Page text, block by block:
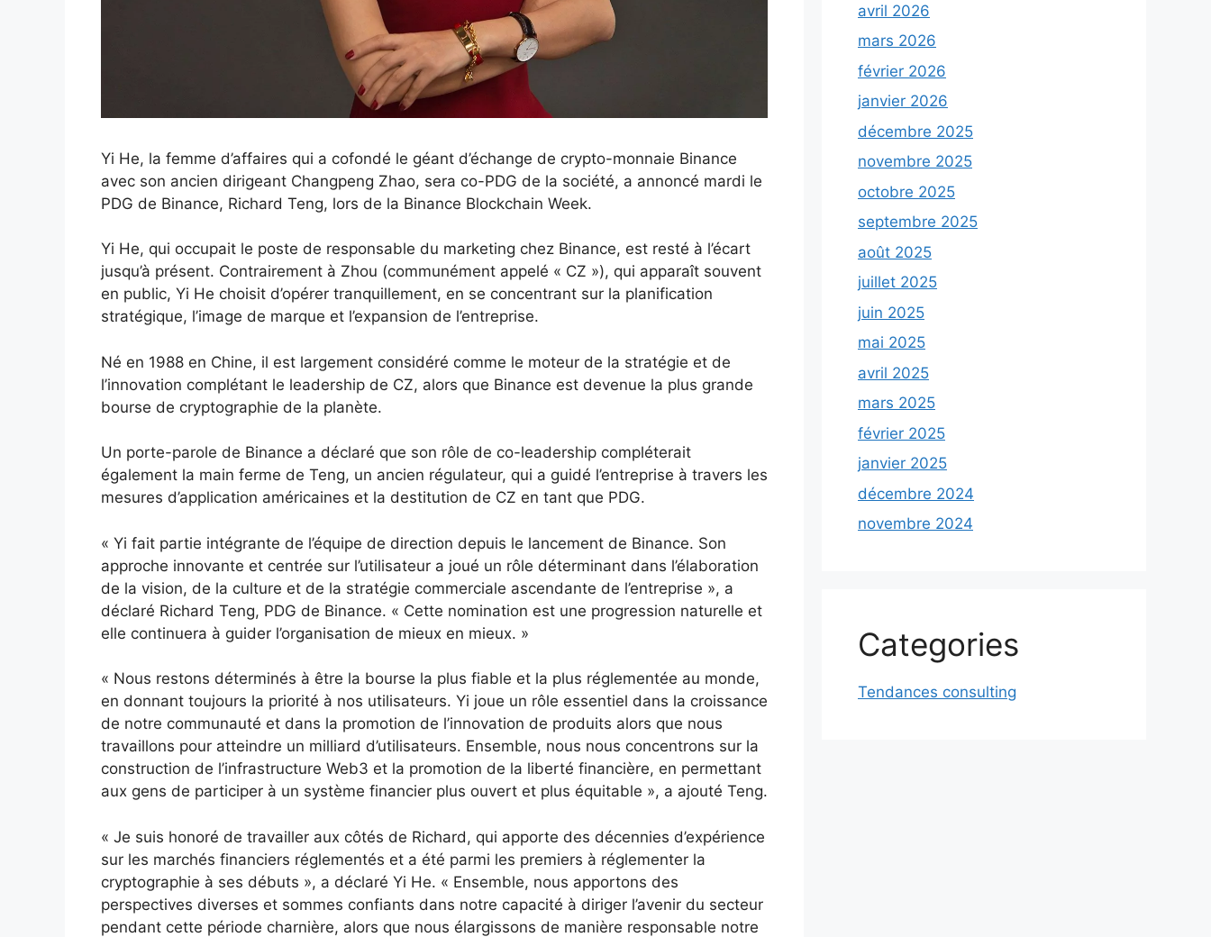
Yi He, la femme d’affaires qui a cofondé le géant d’échange de crypto-monnaie Binance
avec son ancien dirigeant Changpeng Zhao, sera co-PDG de la société, a annoncé mardi le
PDG de Binance, Richard Teng, lors de la Binance Blockchain Week.
Yi He, qui occupait le poste de responsable du marketing chez Binance, est resté à l’écart
jusqu’à présent. Contrairement à Zhou (communément appelé « CZ »), qui apparaît souvent
en public, Yi He choisit d’opérer tranquillement, en se concentrant sur la planification
stratégique, l’image de marque et l’expansion de l’entreprise.
Né en 1988 en Chine, il est largement considéré comme le moteur de la stratégie et de
l’innovation complétant le leadership de CZ, alors que Binance est devenue la plus grande
bourse de cryptographie de la planète.
Un porte-parole de Binance a déclaré que son rôle de co-leadership compléterait
également la main ferme de Teng, un ancien régulateur, qui a guidé l’entreprise à travers les
mesures d’application américaines et la destitution de CZ en tant que PDG.
« Yi fait partie intégrante de l’équipe de direction depuis le lancement de Binance. Son
approche innovante et centrée sur l’utilisateur a joué un rôle déterminant dans l’élaboration
de la vision, de la culture et de la stratégie commerciale ascendante de l’entreprise », a
déclaré Richard Teng, PDG de Binance. « Cette nomination est une progression naturelle et
elle continuera à guider l’organisation de mieux en mieux. »
« Nous restons déterminés à être la bourse la plus fiable et la plus réglementée au monde,
en donnant toujours la priorité à nos utilisateurs. Yi joue un rôle essentiel dans la croissance
de notre communauté et dans la promotion de l’innovation de produits alors que nous
travaillons pour atteindre un milliard d’utilisateurs. Ensemble, nous nous concentrons sur la
construction de l’infrastructure Web3 et la promotion de la liberté financière, en permettant
aux gens de participer à un système financier plus ouvert et plus équitable », a ajouté Teng.
« Je suis honoré de travailler aux côtés de Richard, qui apporte des décennies d’expérience
sur les marchés financiers réglementés et a été parmi les premiers à réglementer la
cryptographie à ses débuts », a déclaré Yi He. « Ensemble, nous apportons des
perspectives diverses et sommes confiants dans notre capacité à diriger l’avenir du secteur
pendant cette période charnière, alors que nous élargissons de manière responsable notre
avril 2026
mars 2026
février 2026
janvier 2026
décembre 2025
novembre 2025
octobre 2025
septembre 2025
août 2025
juillet 2025
juin 2025
mai 2025
avril 2025
mars 2025
février 2025
janvier 2025
décembre 2024
novembre 2024
Categories
Tendances consulting